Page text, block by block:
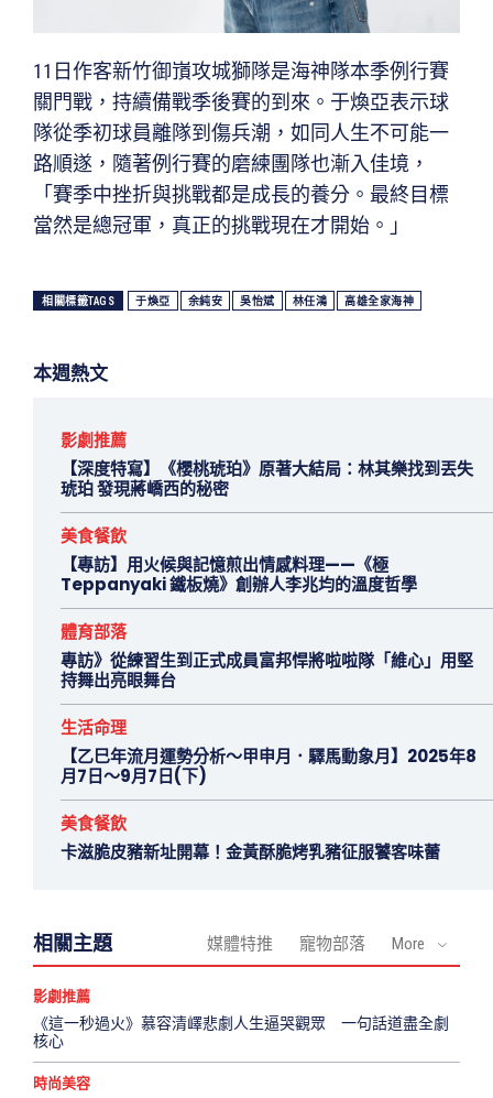
11日作客新竹御嵿攻城獅隊是海神隊本季例行賽
關門戰，持續備戰季後賽的到來。于煥亞表示球
隊從季初球員離隊到傷兵潮，如同人生不可能一
路順遂，隨著例行賽的磨練團隊也漸入佳境，
「賽季中挫折與挑戰都是成長的養分。最終目標
當然是總冠軍，真正的挑戰現在才開始。」
相關標籤TAGS 于煥亞 余純安 吳怡斌 林任鴻 高雄全家海神
本週熱文
影劇推薦
【深度特寫】《櫻桃琥珀》原著大結局：林其樂找到丟失
琥珀 發現蔣嶠西的秘密
美食餐飲
【專訪】用火候與記憶煎出情感料理——《極
Teppanyaki 鐵板燒》創辦人李兆均的溫度哲學
體育部落
專訪》從練習生到正式成員富邦悍將啦啦隊「維心」用堅
持舞出亮眼舞台
生活命理
【乙巳年流月運勢分析～甲申月．驛馬動象月】2025年8
月7日～9月7日(下)
美食餐飲
卡滋脆皮豬新址開幕！金黃酥脆烤乳豬征服饕客味蕾
相關主題 媒體特推 寵物部落 More
影劇推薦
《這一秒過火》慕容清嶧悲劇人生逼哭觀眾 一句話道盡全劇
核心
時尚美容